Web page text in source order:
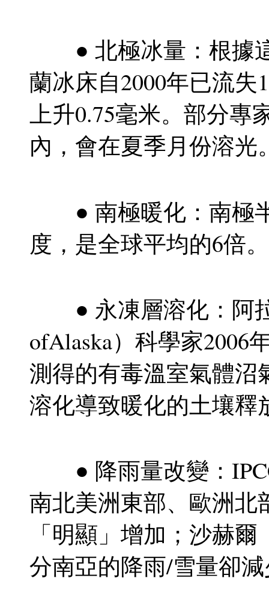
● 北極冰量：根據
蘭冰床自2000年已流
上升0.75毫米。部分專
內，會在夏季月份溶光
● 南極暖化：南極半
度，是全球平均的6倍。
● 永凍層溶化：阿
ofAlaska）科學家2006
測得的有毒溫室氣體沼
溶化導致暖化的土壤釋
● 降雨量改變：
南北美洲東部、歐洲北
「明顯」增加；沙赫
分南亞的降雨/雪量卻